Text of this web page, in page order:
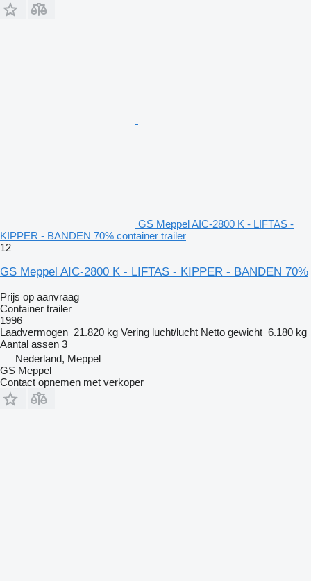
GS Meppel AIC-2800 K - LIFTAS -
KIPPER - BANDEN 70% container trailer
12
GS Meppel AIC-2800 K - LIFTAS - KIPPER - BANDEN 70%
Prijs op aanvraag
Container trailer
1996
Laadvermogen 21.820 kg Vering lucht/lucht Netto gewicht 6.180 kg
Aantal assen 3
Nederland, Meppel
GS Meppel
Contact opnemen met verkoper